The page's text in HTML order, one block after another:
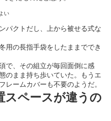
い
パクトだし、上から被せる式な
用の長指手袋をしたままででき
で、その組立が毎回面倒に感
のまま持ち歩いていた。もうエ
レームカバーも不要のようだ。
スペースが違うの